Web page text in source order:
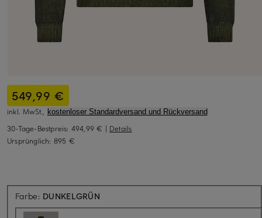
549,99 €
inkl. MwSt., kostenloser Standardversand und Rückversand
30-Tage-Bestpreis: 494,99 € | Details
Ursprünglich: 895 €
Farbe: DUNKELGRÜN